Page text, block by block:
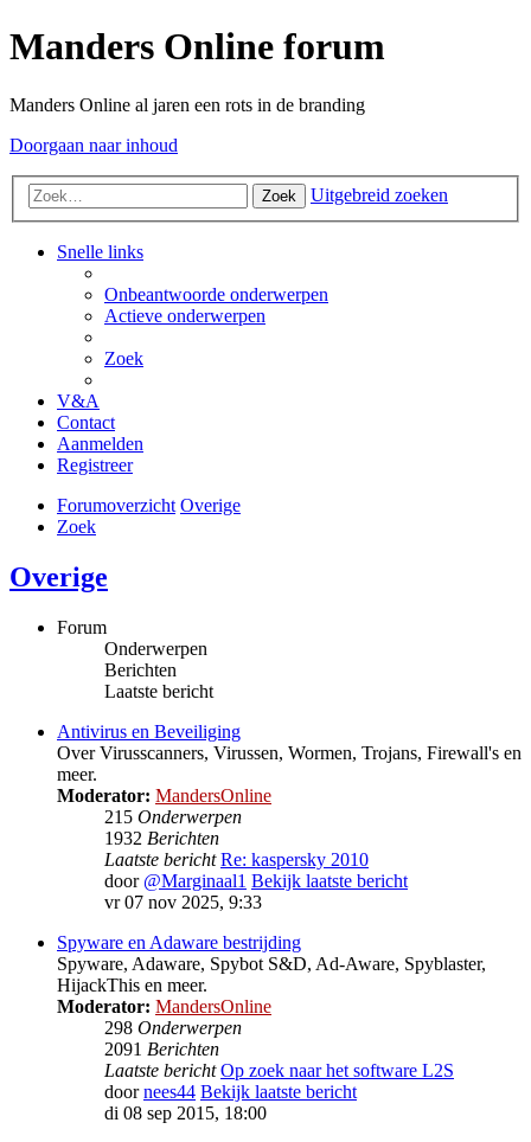
Manders Online forum
Manders Online al jaren een rots in de branding
Doorgaan naar inhoud
Zoek Uitgebreid zoeken
Snelle links
Onbeantwoorde onderwerpen
Actieve onderwerpen
Zoek
V&A
Contact
Aanmelden
Registreer
Forumoverzicht Overige
Zoek
Overige
Forum
Onderwerpen
Berichten
Laatste bericht
Antivirus en Beveiliging
Over Virusscanners, Virussen, Wormen, Trojans, Firewall's en
meer.
Moderator: MandersOnline
215 Onderwerpen
1932 Berichten
Laatste bericht Re: kaspersky 2010
door @Marginaal1 Bekijk laatste bericht
vr 07 nov 2025, 9:33
Spyware en Adaware bestrijding
Spyware, Adaware, Spybot S&D, Ad-Aware, Spyblaster,
HijackThis en meer.
Moderator: MandersOnline
298 Onderwerpen
2091 Berichten
Laatste bericht Op zoek naar het software L2S
doornees44 Bekijk laatste bericht
di 08 sep 2015, 18:00